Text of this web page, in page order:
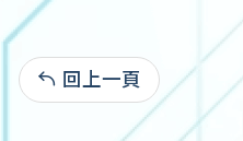
回上一頁